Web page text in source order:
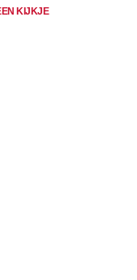
KIJKJE